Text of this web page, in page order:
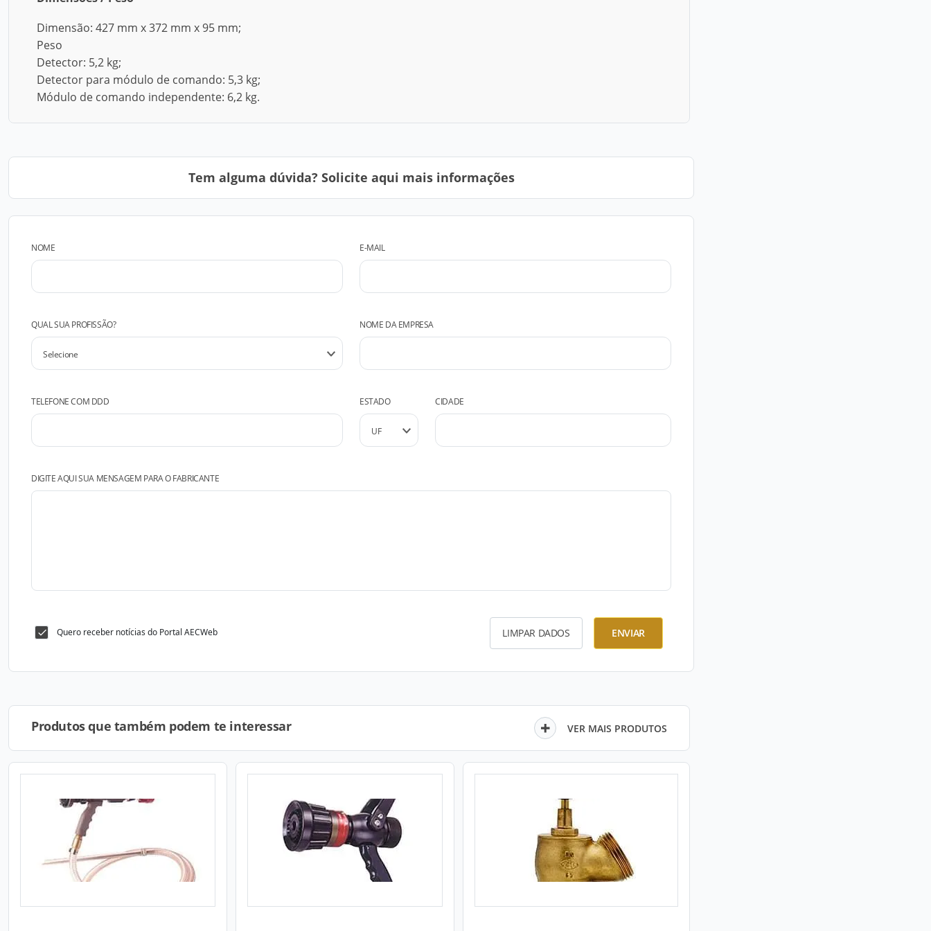
Dimensão: 427 mm x 372 mm x 95 mm;
Peso
Detector: 5,2 kg;
Detector para módulo de comando: 5,3 kg;
Módulo de comando independente: 6,2 kg.
Tem alguma dúvida? Solicite aqui mais informações
NOME E-MAIL
QUAL SUA PROFISSÃO? NOME DA EMPRESA
TELEFONE COM DDD ESTADO CIDADE
DIGITE AQUI SUA MENSAGEM PARA O FABRICANTE
Quero receber notícias do Portal AECWeb LIMPAR DADOS ENVIAR
Produtos que também podem te interessar VER MAIS PRODUTOS